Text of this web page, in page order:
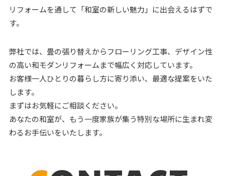
リフォームを通して「和室の新しい魅力」に出会えるはずで
す。
弊社では、畳の張り替えからフローリング工事、デザイン性
の高い和モダンリフォームまで幅広く対応しています。
お客様一人ひとりの暮らし方に寄り添い、最適な提案をいた
します。
まずはお気軽にご相談ください。
あなたの和室が、もう一度家族が集う特別な場所に生まれ変
わるお手伝いをいたします。